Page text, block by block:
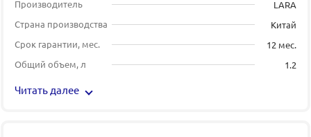
Производитель
LARA
Страна производства
Китай
Срок гарантии, мес.
12 мес.
Общий объем, л
1.2
Читать далее